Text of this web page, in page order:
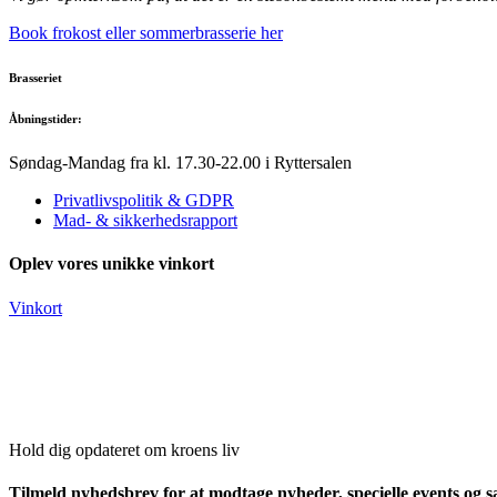
Book frokost eller sommerbrasserie her
Brasseriet
Åbningstider:
Søndag-Mandag fra kl. 17.30-22.00 i Ryttersalen
Privatlivspolitik & GDPR
Mad- & sikkerhedsrapport
Oplev vores unikke vinkort
Vinkort
Hold dig opdateret om kroens liv
Tilmeld nyhedsbrev for at modtage nyheder, specielle events og